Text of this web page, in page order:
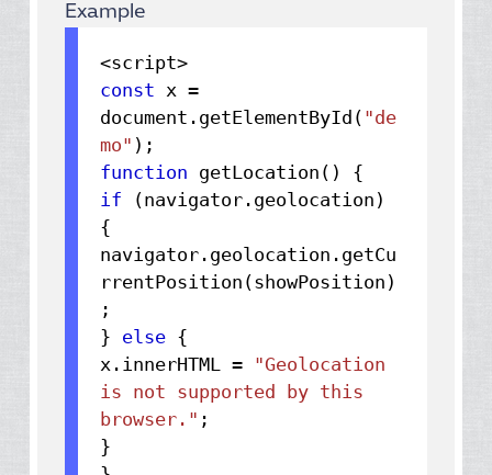
Example
const x =
document. getElementById ( "de
mo"
function getLocation() {
if (navigator. geolocation )
{
navigator. geolocation . getCu
rrentPosition (showPosition)
;
} else {
x. innerHTML = "Geolocation
is not supported by this
browser." ;
}